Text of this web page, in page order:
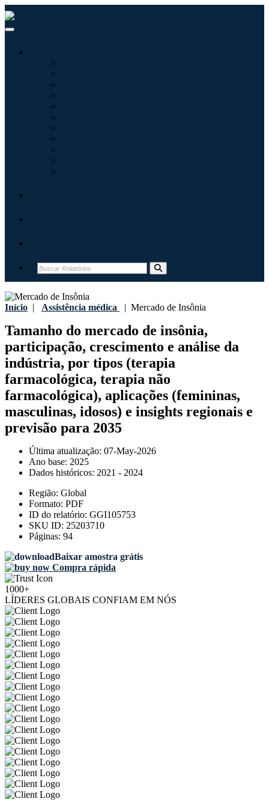
Início | Assistência médica | Mercado de Insônia
Tamanho do mercado de insônia,
participação, crescimento e análise da
indústria, por tipos (terapia
farmacológica, terapia não
farmacológica), aplicações (femininas,
masculinas, idosos) e insights regionais e
previsão para 2035
Última atualização: 07-May-2026
Ano base: 2025
Dados históricos: 2021 - 2024
Região: Global
Formato: PDF
ID do relatório: GGI105753
SKU ID: 25203710
Páginas: 94
Baixar amostra grátis
Compra rápida
1000+
LÍDERES GLOBAIS CONFIAM EM NÓS